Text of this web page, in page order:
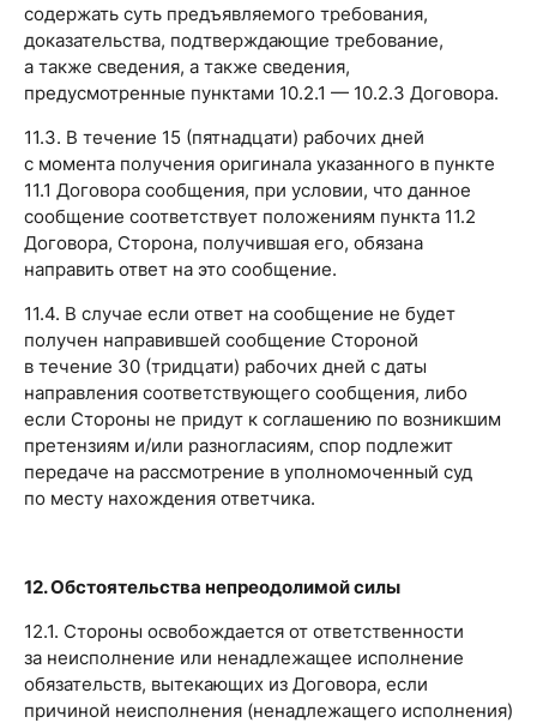
содержать суть предъявляемого требования,
доказательства, подтверждающие требование,
а также сведения, а также сведения,
предусмотренные пунктами 10.2.1 — 10.2.3 Договора.
11.3. В течение 15 (пятнадцати) рабочих дней
с момента получения оригинала указанного в пункте
11.1 Договора сообщения, при условии, что данное
сообщение соответствует положениям пункта 11.2
Договора, Сторона, получившая его, обязана
направить ответ на это сообщение.
11.4. В случае если ответ на сообщение не будет
получен направившей сообщение Стороной
в течение 30 (тридцати) рабочих дней с даты
направления соответствующего сообщения, либо
если Стороны не придут к соглашению по возникшим
претензиям и/или разногласиям, спор подлежит
передаче на рассмотрение в уполномоченный суд
по месту нахождения ответчика.
12. Обстоятельства непреодолимой силы
12.1. Стороны освобождается от ответственности
за неисполнение или ненадлежащее исполнение
обязательств, вытекающих из Договора, если
причиной неисполнения (ненадлежащего исполнения)